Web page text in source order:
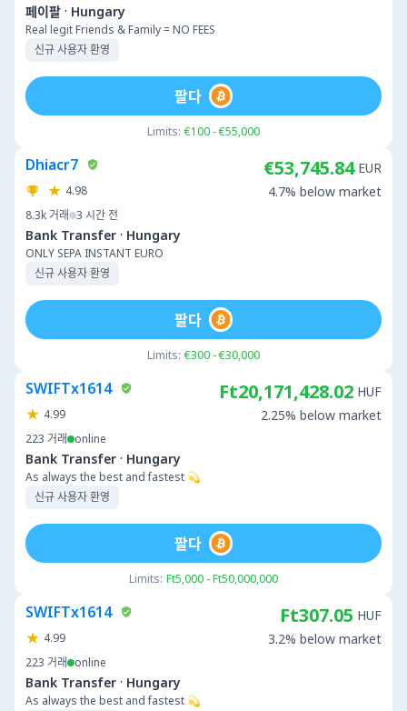
페이팔 · Hungary
Real legit Friends & Family = NO FEES
신규 사용자 환영
Limits: €100 - €55,000
팔다
Dhiacr7
4.98
8.3k 거래 3 시간 전
Bank Transfer · Hungary
ONLY SEPA INSTANT EURO
신규 사용자 환영
€53,745.84 EUR
4.7% below market
Limits: €300 - €30,000
팔다
SWIFTx1614
4.99
223 거래 online
Bank Transfer · Hungary
As always the best and fastest 💫
신규 사용자 환영
Ft20,171,428.02 HUF
2.25% below market
Limits: Ft5,000 - Ft50,000,000
팔다
SWIFTx1614
4.99
223 거래 online
Bank Transfer · Hungary
As always the best and fastest 💫
Ft307.05 HUF
3.2% below market